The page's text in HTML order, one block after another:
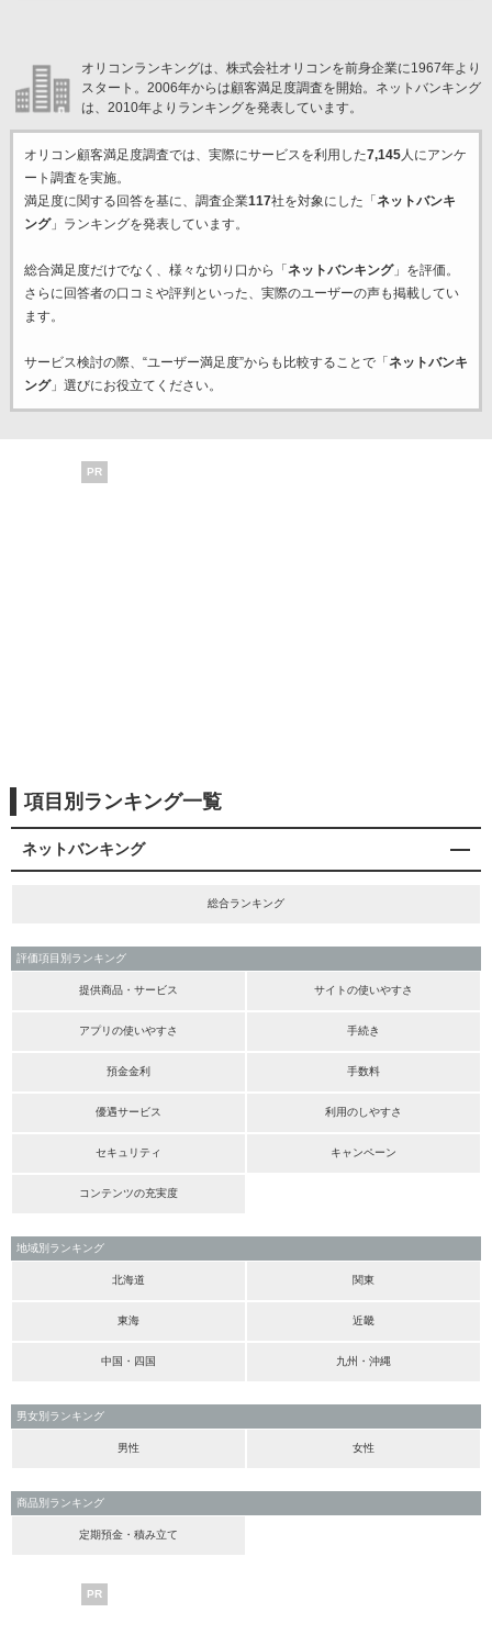
オリコンランキングは、株式会社オリコンを前身企業に1967年より
スタート。2006年からは顧客満足度調査を開始。ネットバンキング
は、2010年よりランキングを発表しています。
オリコン顧客満足度調査では、実際にサービスを利用した7,145人にアンケ
ート調査を実施。
満足度に関する回答を基に、調査企業117社を対象にした「 ネットバンキ
ング」ランキングを発表しています。
総合満足度だけでなく、様々な切り口から「 ネットバンキング」を評価。
さらに回答者の口コミや評判といった、実際のユーザーの声も掲載してい
ます。
サービス検討の際、“ユーザー満足度”からも比較することで「 ネットバンキ
ング」選びにお役立てください。
PR
項目別ランキング一覧
ネットバンキング
総合ランキング
評価項目別ランキング
提供商品・サービス サイトの使いやすさ
アプリの使いやすさ 手続き
預金金利 手数料
優遇サービス 利用のしやすさ
セキュリティ キャンペーン
コンテンツの充実度
地域別ランキング
北海道 関東
東海 近畿
中国・四国 九州・沖縄
男女別ランキング
男性 女性
商品別ランキング
定期預金・積み立て
PR